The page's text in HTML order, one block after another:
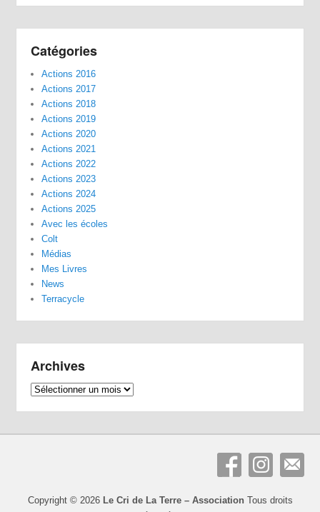
Catégories
Actions 2016
Actions 2017
Actions 2018
Actions 2019
Actions 2020
Actions 2021
Actions 2022
Actions 2023
Actions 2024
Actions 2025
Avec les écoles
Colt
Médias
Mes Livres
News
Terracycle
Archives
Archives
Copyright © 2026 Le Cri de La Terre – Association Tous droits